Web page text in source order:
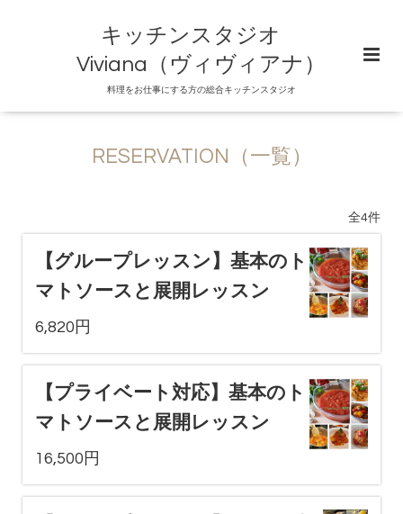
キッチンスタジオ
Viviana（ヴィヴィアナ）
料理をお仕事にする方の総合キッチンスタジオ
RESERVATION（一覧）
全4件
【グループレッスン】基本のト
マトソースと展開レッスン
6,820円
【プライベート対応】基本のト
マトソースと展開レッスン
16,500円